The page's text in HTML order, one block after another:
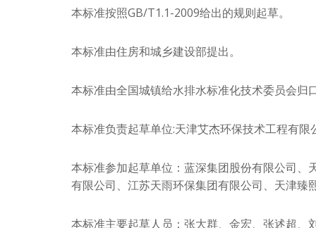
本标准按照GB/T1.1-2009给出的规则起草。
本标准由住房和城乡建设部提出。
本标准由全国城镇给水排水标准化技术委员会归
本标准负责起草单位:天津艾杰环保技术工程有限
本标准参加起草单位：蓝深集团股份有限公司
有限公司、江苏天雨环保集团有限公司、天津臻
本标准主要起草人员：张大群、金宏、张述超